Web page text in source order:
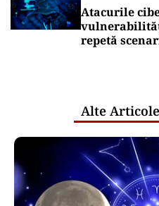
Atacurile
repetă
Alte